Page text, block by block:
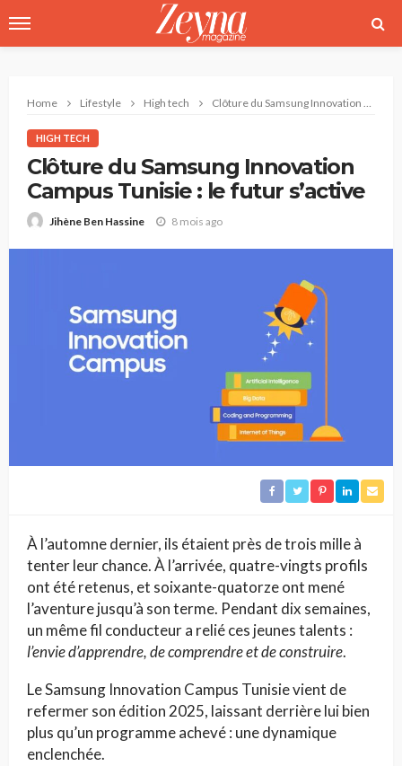
Home Lifestyle High tech Clôture du Samsung Innovation Campus Tunisie : le futur s’active
HIGH TECH
Clôture du Samsung Innovation
Campus Tunisie : le futur s’active
Jihène Ben Hassine 8 mois ago
À l’automne dernier, ils étaient près de trois mille à
tenter leur chance. À l’arrivée, quatre-vingts profils
ont été retenus, et soixante-quatorze ont mené
l’aventure jusqu’à son terme. Pendant dix semaines,
un même fil conducteur a relié ces jeunes talents :
l’envie d’apprendre, de comprendre et de construire.
Le Samsung Innovation Campus Tunisie vient de
refermer son édition 2025, laissant derrière lui bien
plus qu’un programme achevé : une dynamique
enclenchée.